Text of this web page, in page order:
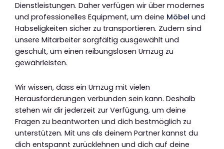
Dienstleistungen. Daher verfügen wir über modernes
und professionelles Equipment, um deine Möbel und
Habseligkeiten sicher zu transportieren. Zudem sind
unsere Mitarbeiter sorgfältig ausgewählt und
geschult, um einen reibungslosen Umzug zu
gewährleisten.
Wir wissen, dass ein Umzug mit vielen
Herausforderungen verbunden sein kann. Deshalb
stehen wir dir jederzeit zur Verfügung, um deine
Fragen zu beantworten und dich bestmöglich zu
unterstützen. Mit uns als deinem Partner kannst du
dich entspannt zurücklehnen und dich auf deine